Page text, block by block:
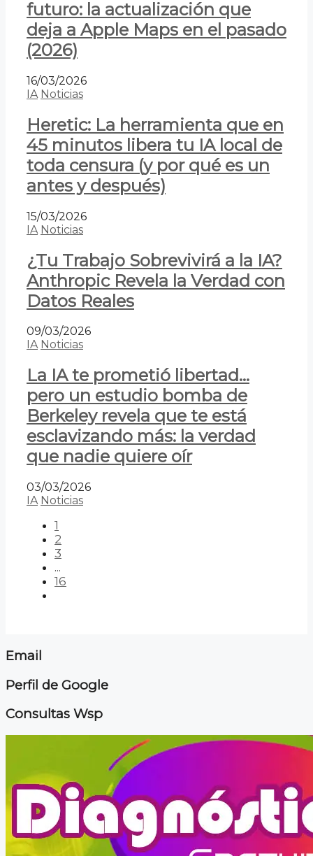
futuro: la actualización que
deja a Apple Maps en el pasado
(2026)
16/03/2026
IA Noticias
Heretic: La herramienta que en
45 minutos libera tu IA local de
toda censura (y por qué es un
antes y después)
15/03/2026
IA Noticias
¿Tu Trabajo Sobrevivirá a la IA?
Anthropic Revela la Verdad con
Datos Reales
09/03/2026
IA Noticias
La IA te prometió libertad…
pero un estudio bomba de
Berkeley revela que te está
esclavizando más: la verdad
que nadie quiere oír
03/03/2026
IA Noticias
1
2
3
...
16
Email
Perfil de Google
Consultas Wsp